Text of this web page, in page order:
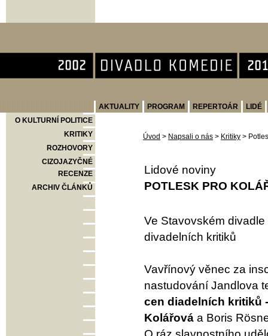
AKTUALITY PROGRAM REPERTOÁR
LIDÉ
O KULTURNÍ POLITICE
KRITIKY
ROZHOVORY
CIZOJAZYČNÉ
RECENZE
ARCHIV ČLÁNKŮ
Úvod > Napsali o nás > Kritiky >
Lidové noviny
POTLESK PRO
Ve Stavovském
divadelních kritiků
Vavřínový věnec za
nastudování Jandlova
cen diadelních kritiků
Kolářová a Boris